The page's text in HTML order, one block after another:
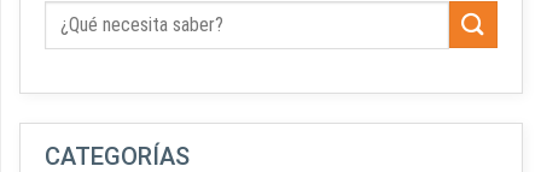
CATEGORÍAS